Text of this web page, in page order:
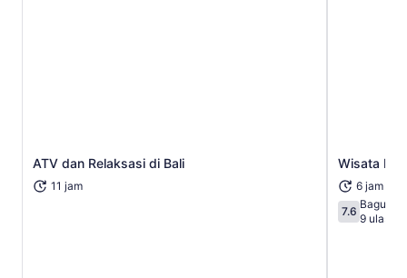
ATV dan Relaksasi di Bali
11 jam
Wisata
6 jam
7.67.6 dari 10
Bagus
9 ulasan